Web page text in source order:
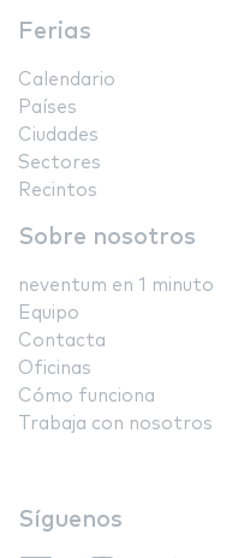
Ferias
Calendario
Países
Ciudades
Sectores
Recintos
Sobre nosotros
neventum en 1 minuto
Equipo
Contacta
Oficinas
Cómo funciona
Trabaja con nosotros
Síguenos